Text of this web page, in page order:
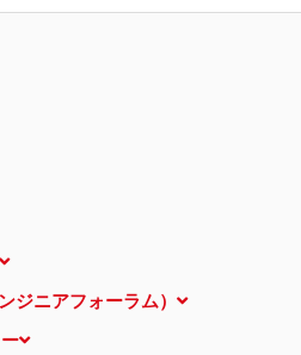
ジニアフォーラム）